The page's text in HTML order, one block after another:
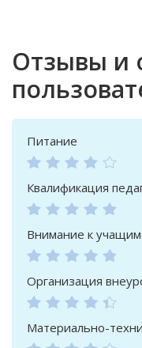
Отзывы и
Питание
Квалификация
Внимание к
Организация
Материально-